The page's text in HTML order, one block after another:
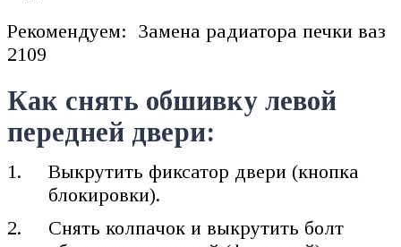
Рекомендуем: Замена радиатора печки ваз
2109
Как снять обшивку левой
передней двери:
Выкрутить фиксатор двери (кнопка
блокировки).
Снять колпачок и выкрутить болт